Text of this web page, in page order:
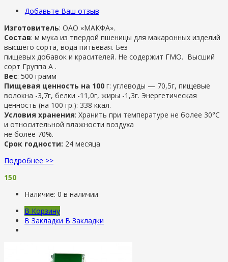
Добавьте Ваш отзыв
Изготовитель: ОАО «МАКФА».
Состав: м мука из твердой пшеницы для макаронных изделий
высшего сорта, вода питьевая. Без
пищевых добавок и красителей. Не содержит ГМО. Высший
сорт Группа А .
Вес: 500 грамм
Пищевая ценность на 100 г: углеводы — 70,5г, пищевые
волокна -3,7г, белки -11,0г, жиры -1,3г. Энергетическая
ценность (на 100 гр.): 338 ккал.
Условия хранения: Хранить при температуре не более 30°С
и относительной влажности воздуха
не более 70%.
Срок годности: 24 месяца
Подробнее >>
150
Наличие: 0 в наличии
В Корзину
В Закладки В Закладки